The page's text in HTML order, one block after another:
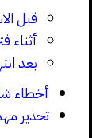
قبل
أثناء
بعد
أخطاء
تحذير